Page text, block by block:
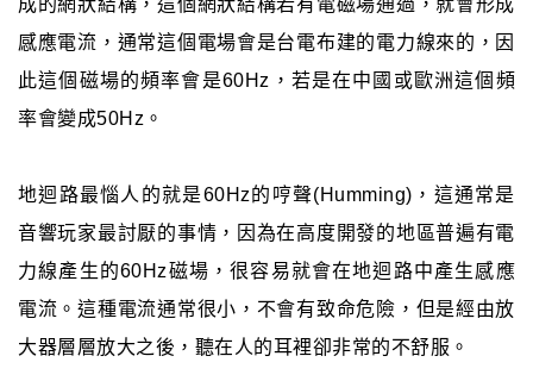
成的網狀結構，這個網狀結構若有電磁場通過，就會形成
感應電流，通常這個電場會是台電布建的電力線來的，因
此這個磁場的頻率會是60Hz，若是在中國或歐洲這個頻
率會變成50Hz。
地迴路最惱人的就是60Hz的哼聲(Humming)，這通常是
音響玩家最討厭的事情，因為在高度開發的地區普遍有電
力線產生的60Hz磁場，很容易就會在地迴路中產生感應
電流。這種電流通常很小，不會有致命危險，但是經由放
大器層層放大之後，聽在人的耳裡卻非常的不舒服。